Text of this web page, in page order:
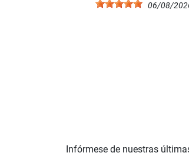
06/08/
Infórmese de nuestras